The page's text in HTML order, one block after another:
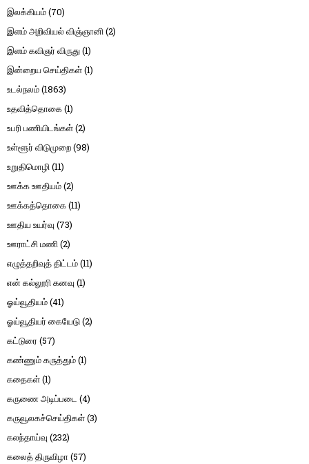
இலக்கியம்(70)
இளம் அறிவியல் விஞ்ஞானி(2)
இளம் கவிஞர் விருது(1)
இன்றைய செய்திகள்(1)
உடல்நலம்(1863)
உதவித்தொகை(1)
உபரி பணியிடங்கள்(2)
உள்ளூர் விடுமுறை(98)
உறுதிமொழி(11)
ஊக்க ஊதியம்(2)
ஊக்கத்தொகை(11)
ஊதிய உயர்வு (73)
ஊராட்சி மணி(2)
எழுத்தறிவுத் திட்டம்(11)
என் கல்லூரி கனவு (1)
ஓய்வூதியம்(41)
ஓய்வூதியர் கையேடு(2)
கட்டுரை (57)
கண்ணும் கருத்தும்(1)
கதைகள்(1)
கருணை அடிப்படை (4)
கருவூலகச்செய்திகள்(3)
கலந்தாய்வு (232)
கலைத் திருவிழா (57)